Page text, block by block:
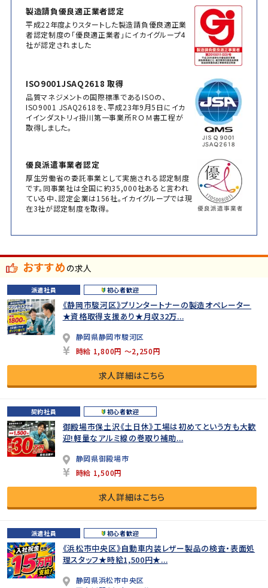
製造請負優良適正業者認定
平成22年度よりスタートした製造請負優良適正業
者認定制度の「優良適正業者」にイカイグループ4
社が認定されました
ISO9001JSAQ2618 取得
品質マネジメントの国際標準であるISOの、
ISO9001 JSAQ2618を、平成23年9月5日にイカ
イインダストリィ掛川第一事業所ＲＯＭ書工程が
取得しました。
優良派遣事業者認定
厚生労働省の委託事業として実施される認定制度
です。同事業社は全国に約35,000社あると言われ
ている中、認定企業は156社。イカイグループでは現
在3社が認定制度を取得。
おすすめの求人
派遣社員 初心者歓迎
《静岡市駿河区》プリンタートナーの製造オペレーター
★資格取得支援あり★月収32万...
静岡県静岡市駿河区
時給 1,800円 ～2,250円
求人詳細はこちら
契約社員 初心者歓迎
御殿場市保土沢《土日休》工場は初めてという方も大歓
迎!軽量なアルミ線の巻取り補助...
静岡県御殿場市
時給 1,500円
求人詳細はこちら
派遣社員 初心者歓迎
《浜松市中央区》自動車内装レザー製品の検査・表面処
理スタッフ★時給1,500円★...
静岡県浜松市中央区